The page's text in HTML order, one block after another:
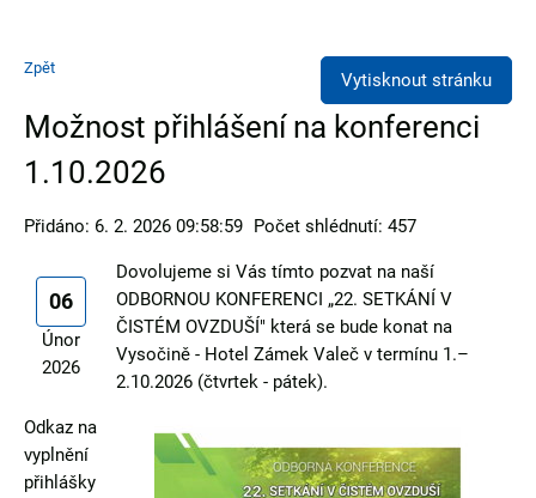
Zpět
Vytisknout stránku
Možnost přihlášení na konferenci
1.10.2026
Přidáno: 6. 2. 2026 09:58:59 Počet shlédnutí: 457
06
Únor
2026
Dovolujeme si Vás tímto pozvat na naší
ODBORNOU KONFERENCI „22. SETKÁNÍ V
ČISTÉM OVZDUŠÍ" která se bude konat na
Vysočině - Hotel Zámek Valeč v termínu 1.–
2.10.2026 (čtvrtek - pátek).
Odkaz na
vyplnění
přihlášky